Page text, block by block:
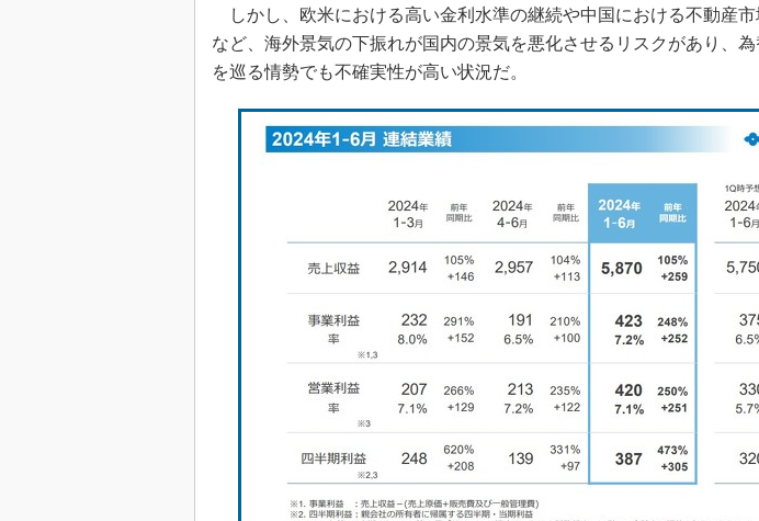
植物工場
知財マネジメント
グローバル設計・開
制御セキュリティ
新型コロナへの対応
しかし、欧米における高い金利水準の継続や中国における不動産
など、海外景気の下振れが国内の景気を悪化させるリスクがあり、
を巡る情勢でも不確実性が高い状況だ。